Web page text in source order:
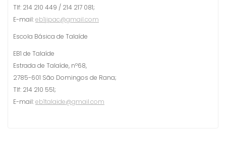
Tlf: 214 210 449 / 214 217 081;
E-mail:eb1jipac@gmail.com
Escola Básica de Talaíde
EB1 de Talaíde
Estrada de Talaíde, nº68,
2785-601 São Domingos de Rana;
Tlf: 214 210 551;
E-mail:eb1talaide@gmail.com